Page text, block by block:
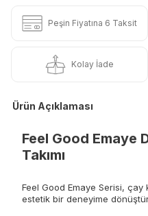
Peşin Fiyatına 6 Taksit
Kolay İade
Ürün Açıklaması
Feel Good Emaye
Takımı
Feel Good Emaye Serisi, çay
estetik bir deneyime